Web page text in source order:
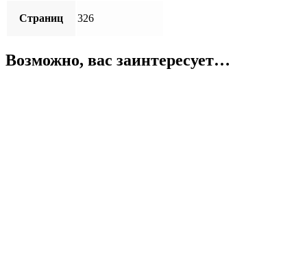
Страниц 326
Возможно, вас заинтересует…